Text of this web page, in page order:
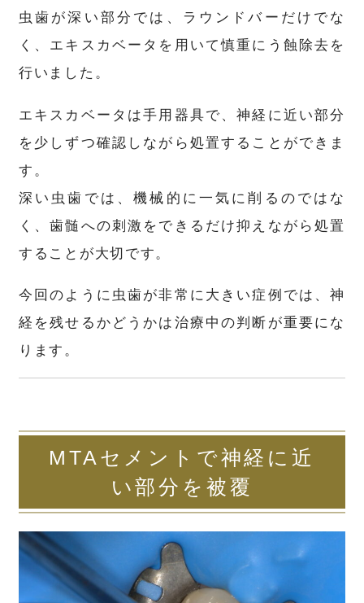
虫歯が深い部分では、ラウンドバーだけでな
く、エキスカベータを用いて慎重にう蝕除去を
行いました。
エキスカベータは手用器具で、神経に近い部分
を少しずつ確認しながら処置することができま
す。
深い虫歯では、機械的に一気に削るのではな
く、歯髄への刺激をできるだけ抑えながら処置
することが大切です。
今回のように虫歯が非常に大きい症例では、神
経を残せるかどうかは治療中の判断が重要にな
ります。
MTAセメントで神経に近
い部分を被覆